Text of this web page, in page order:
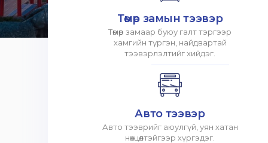
Төмөр замын тээвэр
Төмөр замаар буюу галт тэргээр
хамгийн түргэн, найдвартай
тээвэрлэлтийг хийдэг.
Авто тээвэр
Авто тээврийг аюулгүй, уян хатан
нөхцөлтэйгээр хүргэдэг.